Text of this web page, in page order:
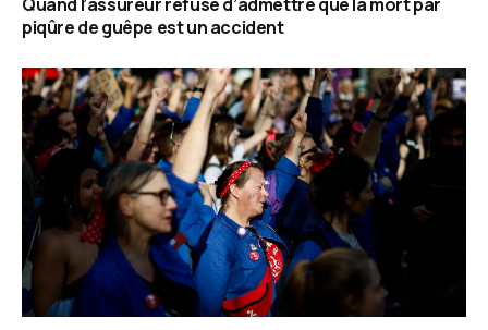
piqûre de guêpe est un accident